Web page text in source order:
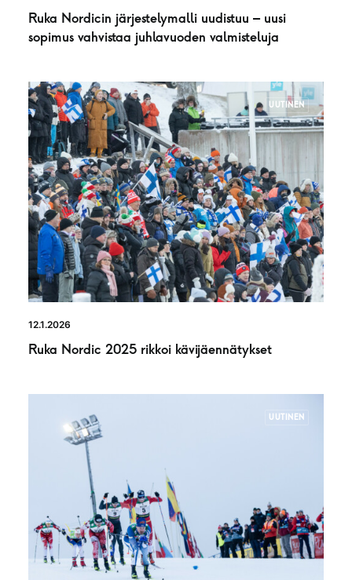
Ruka Nordicin järjestelymalli uudistuu – uusi
sopimus vahvistaa juhlavuoden valmisteluja
UUTINEN
12.1.2026
Ruka Nordic 2025 rikkoi kävijäennätykset
UUTINEN